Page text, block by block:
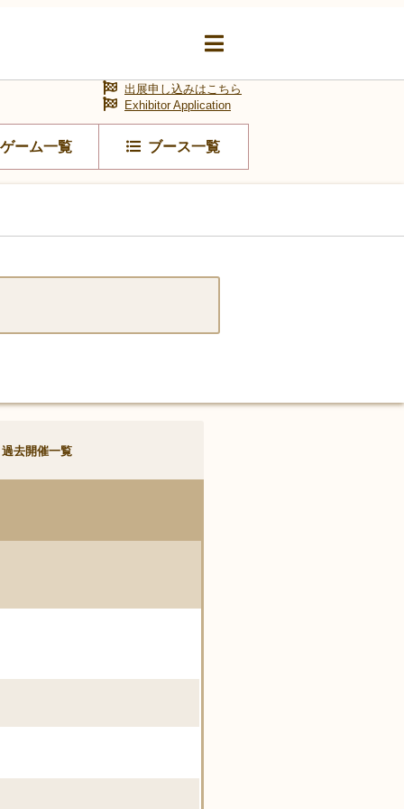
ゲーム一覧 ブース一覧
出展申し込みはこちら
Exhibitor Application
過去開催一覧